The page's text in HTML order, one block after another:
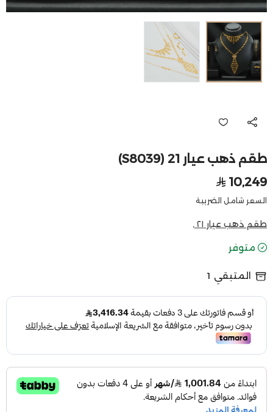
طقم ذهب عيار 21 (S8039)
10,249
السعر شامل الضريبة
طقم ذهب عيار ٢١ ,
متوفر
المتبقي 1